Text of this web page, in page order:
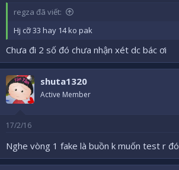
regza đã viết:
Hj cỡ 33 hay 14 ko pak
Chưa đi 2 số đó chưa nhận xét dc bác ơi
shuta1320
Active Member
17/2/16
Nghe vòng 1 fake là buồn k muốn test r đó